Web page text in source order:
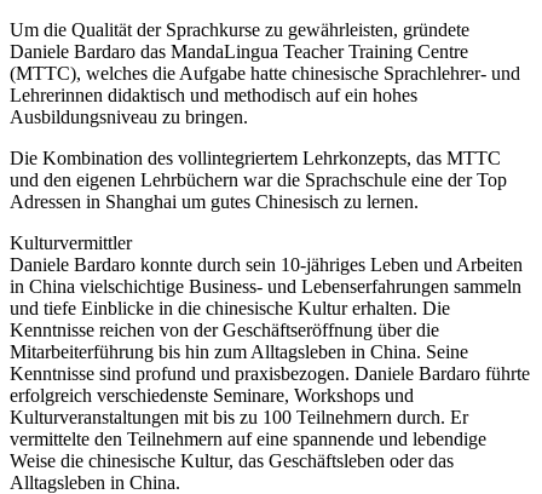
Um die Qualität der Sprachkurse zu gewährleisten, gründete
Daniele Bardaro das MandaLingua Teacher Training Centre
(MTTC), welches die Aufgabe hatte chinesische Sprachlehrer- und
Lehrerinnen didaktisch und methodisch auf ein hohes
Ausbildungsniveau zu bringen.
Die Kombination des vollintegriertem Lehrkonzepts, das MTTC
und den eigenen Lehrbüchern war die Sprachschule eine der Top
Adressen in Shanghai um gutes Chinesisch zu lernen.
Kulturvermittler
Daniele Bardaro konnte durch sein 10-jähriges Leben und Arbeiten
in China vielschichtige Business- und Lebenserfahrungen sammeln
und tiefe Einblicke in die chinesische Kultur erhalten. Die
Kenntnisse reichen von der Geschäftseröffnung über die
Mitarbeiterführung bis hin zum Alltagsleben in China. Seine
Kenntnisse sind profund und praxisbezogen. Daniele Bardaro führte
erfolgreich verschiedenste Seminare, Workshops und
Kulturveranstaltungen mit bis zu 100 Teilnehmern durch. Er
vermittelte den Teilnehmern auf eine spannende und lebendige
Weise die chinesische Kultur, das Geschäftsleben oder das
Alltagsleben in China.